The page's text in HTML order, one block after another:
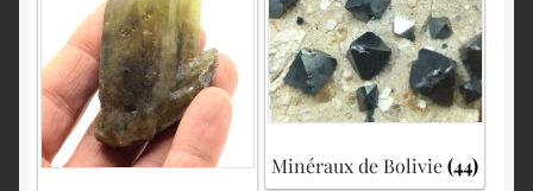
Minéraux de Bolivie(44)